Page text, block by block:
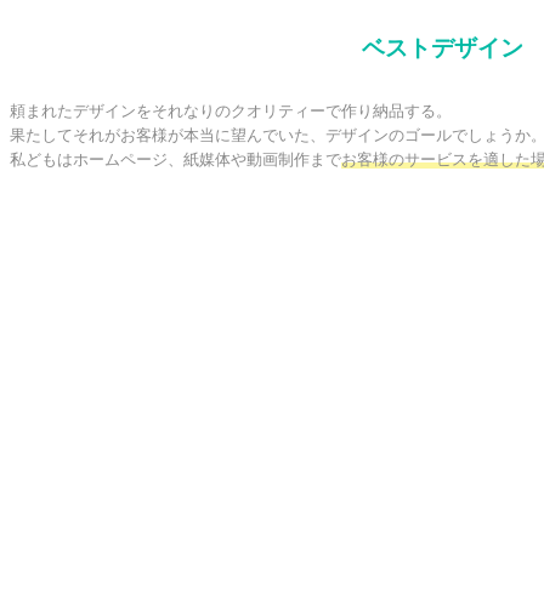
ベストデザイン
頼まれたデザインをそれなりのクオリティーで作り納品する。
果たしてそれがお客様が本当に望んでいた、デザインのゴールでしょうか
私どもはホームページ、紙媒体や動画制作までお客様のサービスを適した